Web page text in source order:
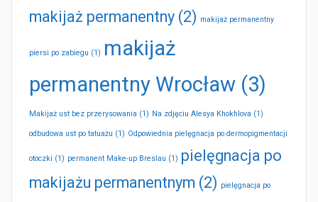
makijaż permanentny (2) makijaż permanentny
piersi po zabiegu (1) makijaż
permanentny Wrocław (3)
Makijaż ust bez przerysowania (1) Na zdjęciu Alesya Khokhlova (1)
odbudowa ust po tatuażu (1) Odpowiednia pielęgnacja po dermopigmentacji
otoczki (1) permanent Make-up Breslau (1) pielęgnacja po
makijażu permanentnym (2) pielęgnacja po